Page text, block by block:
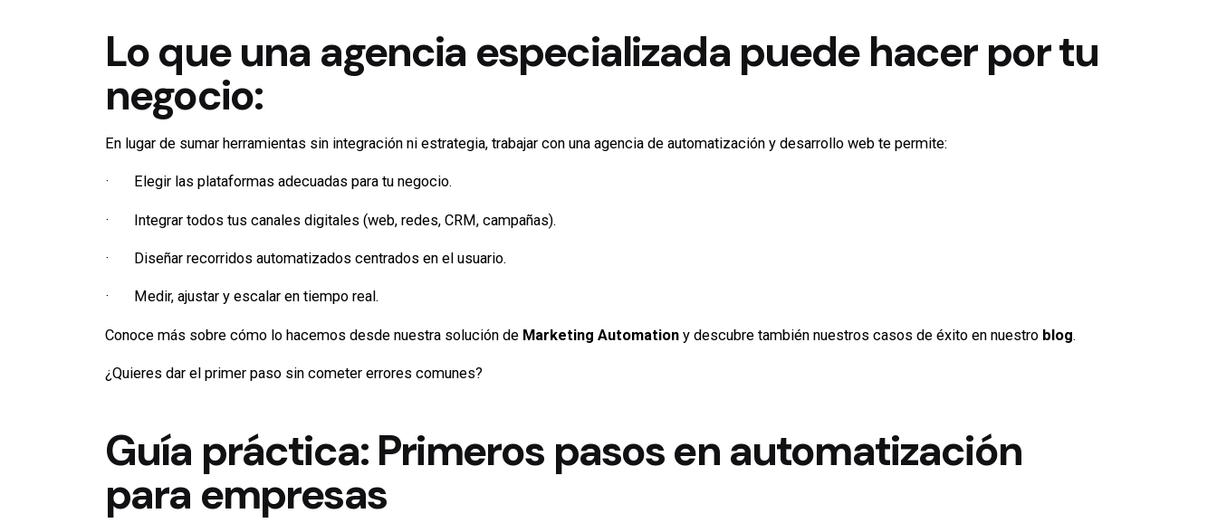
Lo que una agencia especializada puede hacer por tu
negocio:
En lugar de sumar herramientas sin integración ni estrategia, trabajar con una agencia de automatización y desarrollo web te permite:
· Elegir las plataformas adecuadas para tu negocio.
· Integrar todos tus canales digitales (web, redes, CRM, campañas).
· Diseñar recorridos automatizados centrados en el usuario.
· Medir, ajustar y escalar en tiempo real.
Conoce más sobre cómo lo hacemos desde nuestra solución de Marketing Automation y descubre también nuestros casos de éxito en nuestro blog.
¿Quieres dar el primer paso sin cometer errores comunes?
Guía práctica: Primeros pasos en automatización
para empresas